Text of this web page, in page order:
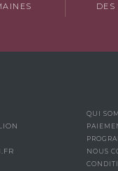
QUI
NOUS